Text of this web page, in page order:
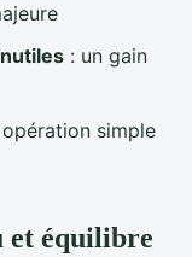
: un gain
opération simple
et équilibre